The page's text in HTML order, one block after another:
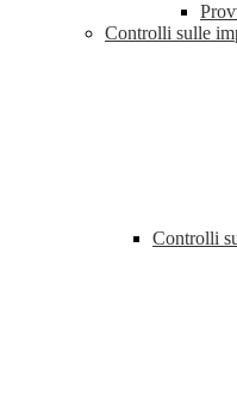
Controlli sulle
Controlli